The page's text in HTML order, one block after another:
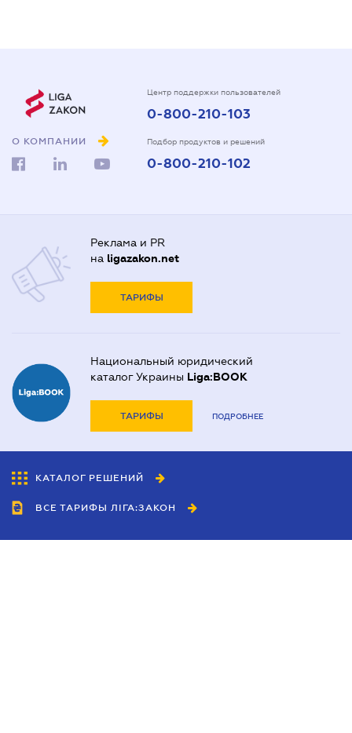
О КОМПАНИИ
Центр поддержки пользователей
0-800-210-103
Подбор продуктов и решений
0-800-210-102
Реклама и PR
на ligazakon.net
ТАРИФЫ
Национальный юридический
каталог Украины Liga:BOOK
ТАРИФЫ ПОДРОБНЕЕ
КАТАЛОГ РЕШЕНИЙ
ВСЕ ТАРИФЫ ЛІГА:ЗАКОН